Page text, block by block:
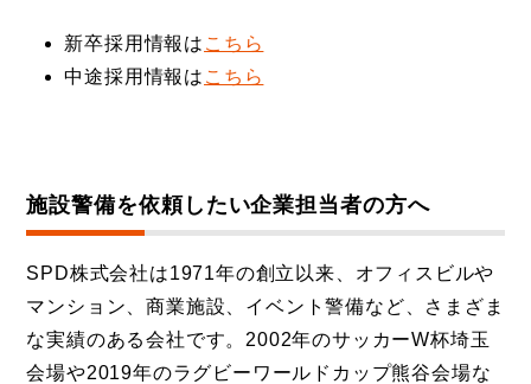
新卒採用情報は こちら
中途採用情報は こちら
施設警備を依頼したい企業担当者の方へ
SPD株式会社は1971年の創立以来、オフィスビルや
マンション、商業施設、イベント警備など、さまざま
な実績のある会社です。2002年のサッカーW杯埼玉
会場や2019年のラグビーワールドカップ熊谷会場な